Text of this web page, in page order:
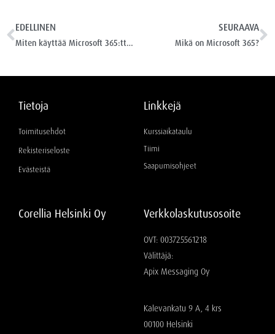
EDELLINEN
Miten käyttää Microsoft 365:ttä tehokkaasti?
SEURAAVA
Mikä on Microsoft 365?
Tietoja
Toimitusehdot
Rekisteriseloste
Evästeistä
Linkkejä
Kurssiaikataulu
Tiimi
Saapumisohjeet
Corellia Helsinki Oy Verkkolaskutusosoite
OVT: 003725561218
Välittäjä:
Apix Messaging Oy
Kalevankatu 9 A, 4 krs
00100 Helsinki